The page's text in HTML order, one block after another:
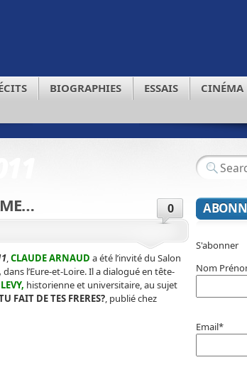
BIOGRAPHIES ESSAIS CINÉMA
0
CLAUDE ARNAUD a été l’invité du Salon
dans l’Eure-et-Loire. Il a dialogué en tête-
historienne et universitaire, au sujet
FAIT DE TES FRERES? , publié chez
S'abonner
Nom
Email*